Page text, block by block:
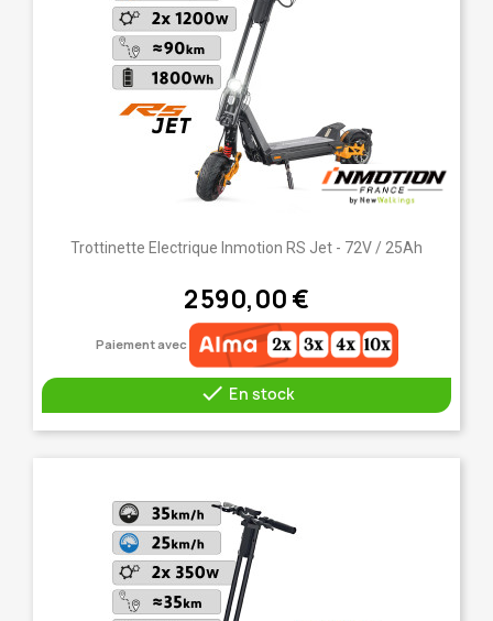
Trottinette Electrique Inmotion RS Jet - 72V / 25Ah
2 590,00 €
Paiement avec
 En stock